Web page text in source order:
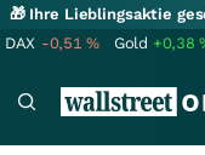
🎁 Ihre Lieblingsaktie
DAX -0,51% Gold +0,38